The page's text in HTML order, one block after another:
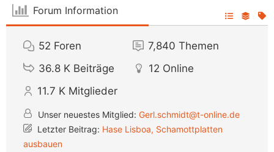
Forum Information
52 Foren 7,840 Themen
36.8 K Beiträge 12 Online
11.7 K Mitglieder
Unser neuestes Mitglied: Gerl.schmidt@t-online.de
Letzter Beitrag: Hase Lisboa, Schamottplatten
ausbauen